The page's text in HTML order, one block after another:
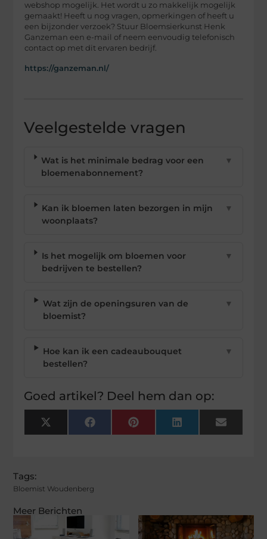
Meer Berichten
webshop mogelijk. Het wordt u zo makkelijk mogelijk
gemaakt! Heeft u nog vragen, opmerkingen of heeft u
een bijzonder verzoek? Stuur Bloemsierkunst Henk
Ganzeman een e-mail of neem eenvoudig telefonisch
contact op met dit ervaren bedrijf.
https://ganzeman.nl/
Veelgestelde vragen
Wat is het minimale bedrag voor een
bloemenabonnement?
▼
Kan ik bloemen laten bezorgen in mijn
woonplaats?
▼
Is het mogelijk om bloemen voor
bedrijven te bestellen?
▼
Wat zijn de openingsuren van de
bloemist?
▼
Hoe kan ik een cadeaubouquet
bestellen?
▼
Goed artikel? Deel hem dan op:
X
(Twitter)
FacebookPinterest LinkedIn Email
Tags:
Bloemist Woudenberg